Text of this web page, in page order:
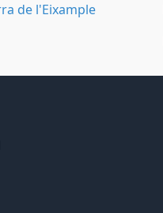
de l'Eixample